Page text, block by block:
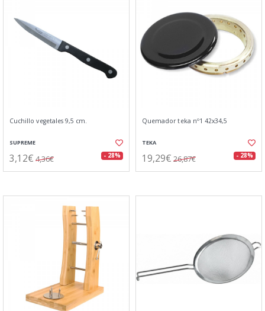
Cuchillo vegetales 9,5 cm.
SUPREME
3,12€ 4,36€ - 28%
Quemador teka nº1 42x34,5
TEKA
19,29€ 26,87€ - 28%